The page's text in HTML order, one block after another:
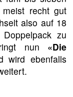
recht gut
also auf 18
zu
nun «Die
wird ebenfalls